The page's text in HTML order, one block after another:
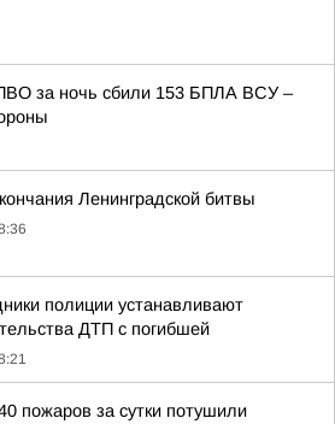
за ночь сбили 153 БПЛА ВСУ –
Ленинградской битвы
полиции устанавливают
ДТП с погибшей
пожаров за сутки потушили